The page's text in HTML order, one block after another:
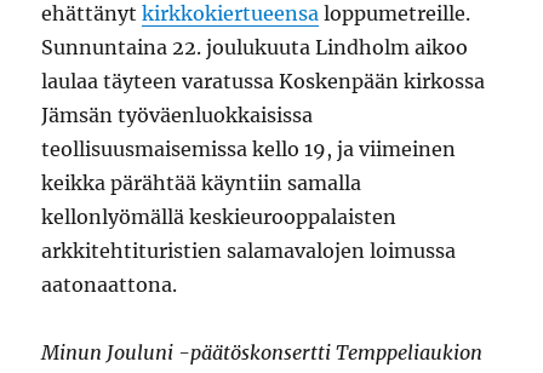
ehättänytkirkkokiertueensa loppumetreille.
Sunnuntaina 22. joulukuuta Lindholm aikoo
laulaa täyteen varatussa Koskenpään kirkossa
Jämsän työväenluokkaisissa
teollisuusmaisemissa kello 19, ja viimeinen
keikka pärähtää käyntiin samalla
kellonlyömällä keskieurooppalaisten
arkkitehtituristien salamavalojen loimussa
aatonaattona.
Minun Jouluni -päätöskonsertti Temppeliaukion